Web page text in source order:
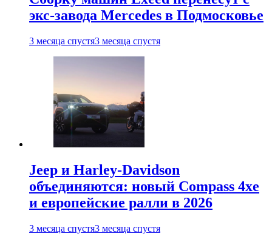
экс-завода Mercedes в Подмосковье
3 месяца спустя3 месяца спустя
Jeep и Harley-Davidson
объединяются: новый Compass 4xe
и европейские ралли в 2026
3 месяца спустя3 месяца спустя